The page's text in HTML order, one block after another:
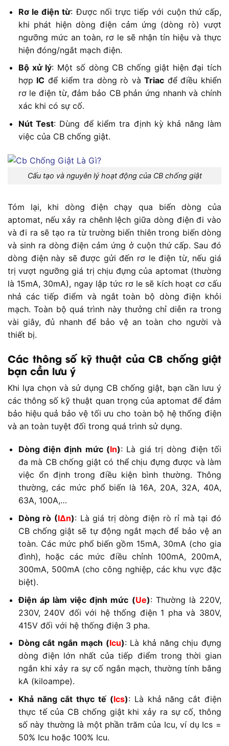
Rơ le điện từ: Được nối trực tiếp với cuộn thứ cấp,
khi phát hiện dòng điện cảm ứng (dòng rò) vượt
ngưỡng mức an toàn, rơ le sẽ nhận tín hiệu và thực
hiện đóng/ngắt mạch điện.
Bộ xử lý: Một số dòng CB chống giật hiện đại tích
hợp IC để kiểm tra dòng rò vàTriac để điều khiển
rơ le điện từ, đảm bảo CB phản ứng nhanh và chính
xác khi có sự cố.
Nút Test: Dùng để kiểm tra định kỳ khả năng làm
việc của CB chống giật.
Cấu tạo và nguyên lý hoạt động của CB chống giật
Tóm lại, khi dòng điện chạy qua biến dòng của
aptomat, nếu xảy ra chênh lệch giữa dòng điện đi vào
và đi ra sẽ tạo ra từ trường biến thiên trong biến dòng
và sinh ra dòng điện cảm ứng ở cuộn thứ cấp. Sau đó
dòng điện này sẽ được gửi đến rơ le điện từ, nếu giá
trị vượt ngưỡng giá trị chịu đựng của aptomat (thường
là 15mA, 30mA), ngay lập tức rơ le sẽ kích hoạt cơ cấu
nhả các tiếp điểm và ngắt toàn bộ dòng điện khỏi
mạch. Toàn bộ quá trình này thưởng chỉ diễn ra trong
vài giây, đủ nhanh để bảo vệ an toàn cho người và
thiết bị.
Các thông số kỹ thuật của CB chống giật
bạn cần lưu ý
Khi lựa chọn và sử dụng CB chống giật, bạn cần lưu ý
các thông số kỹ thuật quan trọng của aptomat để đảm
bảo hiệu quả bảo vệ tối ưu cho toàn bộ hệ thống điện
và an toàn tuyệt đối trong quá trình sử dụng.
Dòng điện định mức (In): Là giá trị dòng điện tối
đa mà CB chống giật có thể chịu đựng được và làm
việc ổn định trong điều kiện bình thường. Thông
thường, các mức phổ biến là 16A, 20A, 32A, 40A,
63A, 100A,…
Dòng rò (IΔn): Là giá trị dòng điện rò rỉ mà tại đó
CB chống giật sẽ tự động ngắt mạch để bảo vệ an
toàn. Các mức phổ biến gồm 15mA, 30mA (cho gia
đình), hoặc các mức điều chỉnh 100mA, 200mA,
300mA, 500mA (cho công nghiệp, các khu vực đặc
biệt).
Điện áp làm việc định mức (Ue): Thường là 220V,
230V, 240V đối với hệ thống điện 1 pha và 380V,
415V đối với hệ thống điện 3 pha.
Dòng cắt ngắn mạch (Icu): Là khả năng chịu đựng
dòng điện lớn nhất của tiếp điểm trong thời gian
ngắn khi xảy ra sự cố ngắn mạch, thường tính bằng
kA (kiloampe).
Khả năng cắt thực tế (Ics): Là khả năng cắt điện
thực tế của CB chống giật khi xảy ra sự cố, thông
số này thường là một phần trăm của Icu, ví dụ Ics =
50% Icu hoặc 100% Icu.